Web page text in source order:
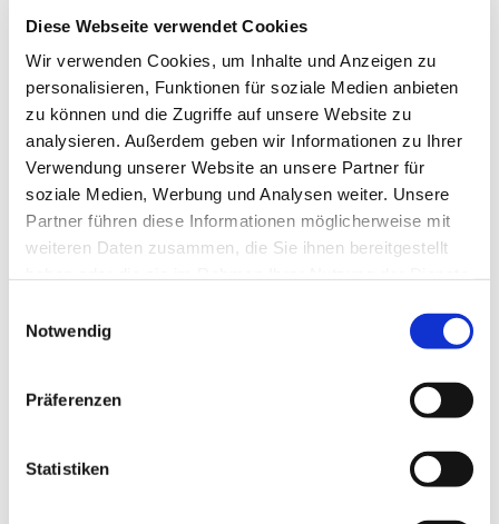
Diese Webseite verwendet Cookies
Wir verwenden Cookies, um Inhalte und Anzeigen zu
personalisieren, Funktionen für soziale Medien anbieten
zu können und die Zugriffe auf unsere Website zu
analysieren. Außerdem geben wir Informationen zu Ihrer
Verwendung unserer Website an unsere Partner für
soziale Medien, Werbung und Analysen weiter. Unsere
Partner führen diese Informationen möglicherweise mit
weiteren Daten zusammen, die Sie ihnen bereitgestellt
Notwendig
Präferenzen
Statistiken
Dies könnte Sie auch